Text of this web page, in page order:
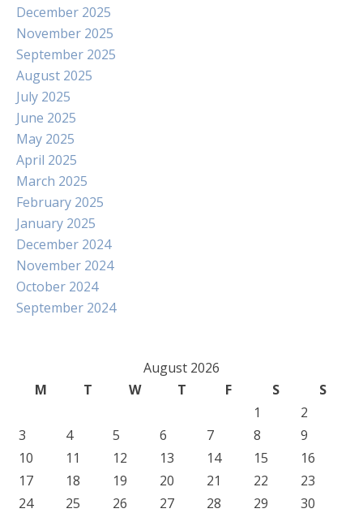
December 2025
November 2025
September 2025
August 2025
July 2025
June 2025
May 2025
April 2025
March 2025
February 2025
January 2025
December 2024
November 2024
October 2024
September 2024
August 2026
M
T W T F S
S
1
2
3
4 5 6 7 8
9
10
11 12 13 14 15
16
17
18 19 20 21 22
23
24
25 26 27 28 29
30